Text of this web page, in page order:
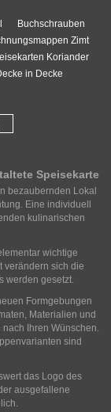
Buchschrauben
Zimt
Koriander
in Decke
Speisekarte
bezaubernden Lokal
Eine individuell
kulinarischen
wichtige
verändern sich die
werden gesetzt.
Formgebungen
Materialien und
Ihren Wünschen.
sind
das Logo des
ausgefallene